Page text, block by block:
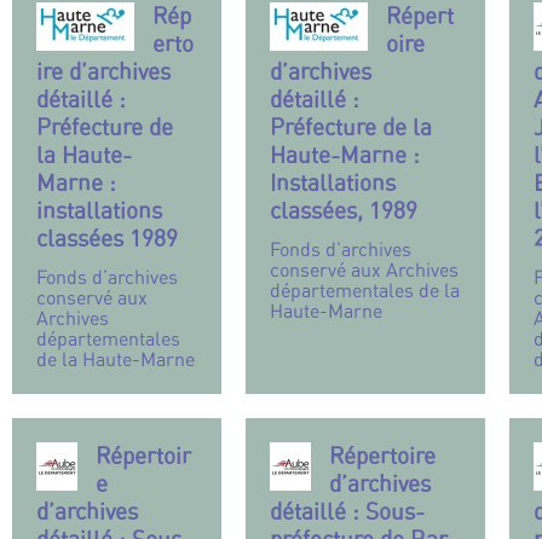
Rép
erto
ire d’archives
détaillé :
Préfecture de
la Haute-
Marne :
installations
classées 1989
Fonds d’archives
conservé aux
Archives
départementales
de la Haute-Marne
Répert
oire
d’archives
détaillé :
Préfecture de la
Haute-Marne :
Installations
classées, 1989
Fonds d’archives
conservé aux Archives
départementales de la
Haute-Marne
Répertoir
e
d’archives
Répertoire
d’archives
détaillé : Sous-